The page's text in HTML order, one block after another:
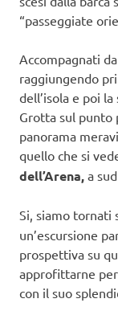
“passeggiate
Accompagnati
raggiungendo
dell’isola e poi
Grotta sul punto
panorama
quello che si
dell’Arena, a
Si, siamo tornati
un’escursione
prospettiva su
approfittarne
con il suo